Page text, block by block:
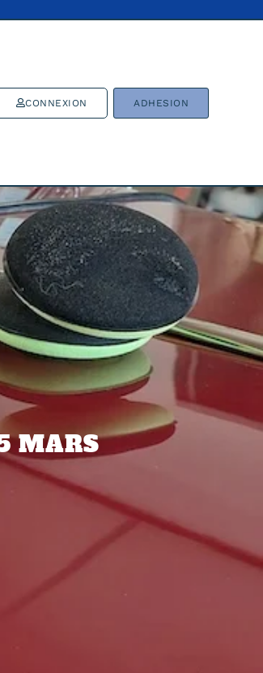
CONNEXION ADHESION
MARS